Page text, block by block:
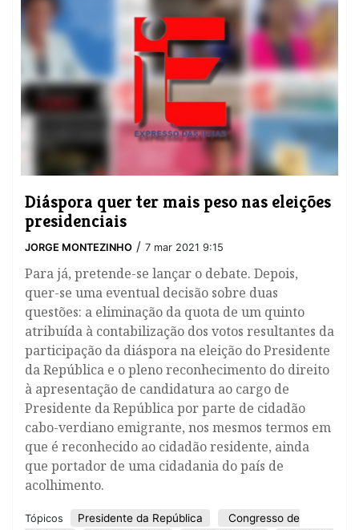
Diáspora quer ter mais peso nas eleições
presidenciais
JORGE MONTEZINHO / 7 mar 2021 9:15
Para já, pretende-se lançar o debate. Depois,
quer-se uma eventual decisão sobre duas
questões: a eliminação da quota de um quinto
atribuída à contabilização dos votos resultantes da
participação da diáspora na eleição do Presidente
da República e o pleno reconhecimento do direito
à apresentação de candidatura ao cargo de
Presidente da República por parte de cidadão
cabo-verdiano emigrante, nos mesmos termos em
que é reconhecido ao cidadão residente, ainda
que portador de uma cidadania do país de
acolhimento.
Tópicos Presidente da República
Congresso de